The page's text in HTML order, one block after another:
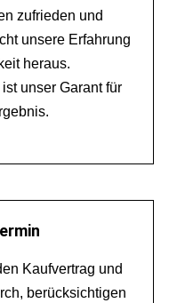
zufrieden und
unsere Erfahrung
heraus.
unser Garant für
Kaufvertrag und
berücksichtigen